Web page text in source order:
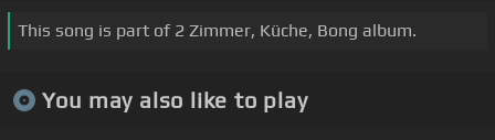
This song is part of 2 Zimmer, Küche, Bong album.
You may also like to play